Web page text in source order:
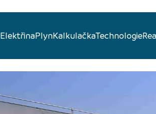
ElektřinaPlynKalkulačkaTechnologie